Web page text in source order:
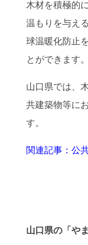
木材を積極的
温もりを与え
球温暖化防止
とができます。
山口県では、
共建築物等に
す。
関連記事：公
山口県の「や